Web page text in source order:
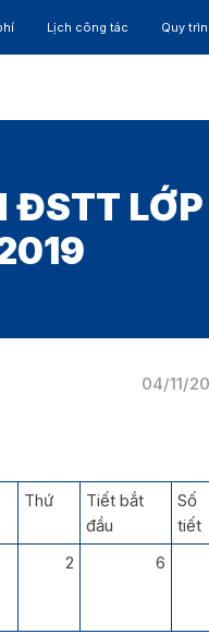
Lịch công tác Quy
ĐSTT
04/11/
Thứ
Tiết bắt
đầu
Số
tiết
2 6